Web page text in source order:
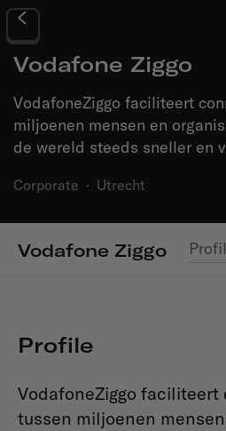
Vodafone Ziggo
VodafoneZiggo faciliteert
miljoenen mensen en
de wereld steeds sneller en
Corporate · Utrecht
Vodafone Ziggo
Profile
VodafoneZiggo
tussen miljoenen